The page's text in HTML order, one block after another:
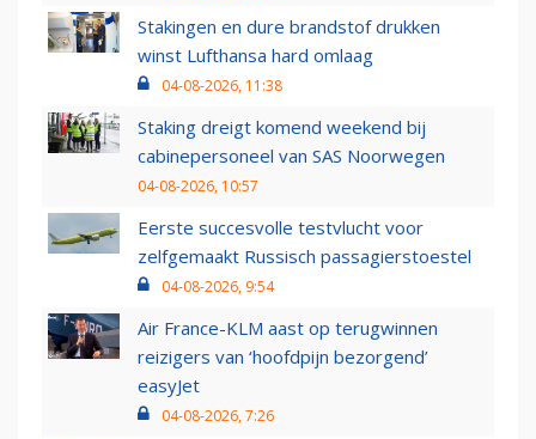
Stakingen en dure brandstof drukken
winst Lufthansa hard omlaag
04-08-2026, 11:38
Staking dreigt komend weekend bij
cabinepersoneel van SAS Noorwegen
04-08-2026, 10:57
Eerste succesvolle testvlucht voor
zelfgemaakt Russisch passagierstoestel
04-08-2026, 9:54
Air France-KLM aast op terugwinnen
reizigers van ‘hoofdpijn bezorgend’
easyJet
04-08-2026, 7:26